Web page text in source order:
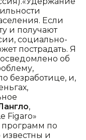
Если
и получают
социально-
пострадать. Я
об
безработице, и,
,
Figaro»
по
и